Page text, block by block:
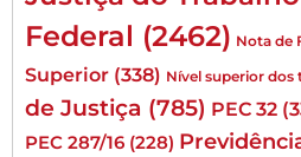
Federal (2462) Nota de
Superior (338) Nível superior dos
de Justiça (785) PEC 32
PEC 287/16 (228)